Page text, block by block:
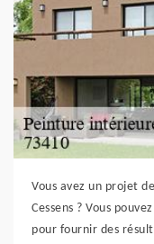
Vous avez un projet
Cessens ? Vous
pour fournir des